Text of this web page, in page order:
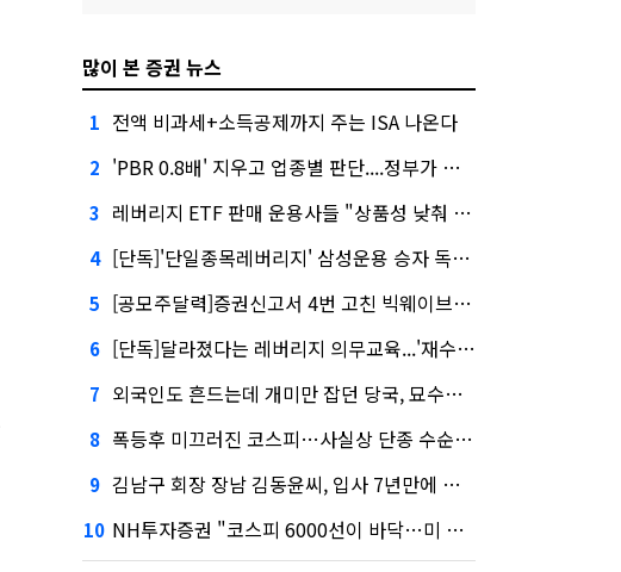
많이 본 증권 뉴스
1 전액 비과세+소득공제까지 주는 ISA 나온다
2 'PBR 0.8배' 지우고 업종별 판단....정부가 제시한 '주가 누르기' 방지법
3 레버리지 ETF 판매 운용사들 "상품성 낮춰 사라지게 해야"…일부 신중론도
4 [단독]'단일종목레버리지' 삼성운용 승자 독식...운용수익 미래에셋의 6배
5 [공모주달력]증권신고서 4번 고친 빅웨이브로보틱스, 수요예측
6 [단독]달라졌다는 레버리지 의무교육...'재수강 건너뛰기' 허점
7 외국인도 흔드는데 개미만 잡던 당국, 묘수는 과다호가부담금?
8 폭등후 미끄러진 코스피…사실상 단종 수순 밟는 '단종레'
9 김남구 회장 장남 김동윤씨, 입사 7년만에 한투증권 임원 승진
10 NH투자증권 "코스피 6000선이 바닥…미 금리 안정 후 추가 회복"